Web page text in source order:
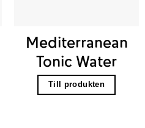
Mediterranean
Tonic Water
Till produkten